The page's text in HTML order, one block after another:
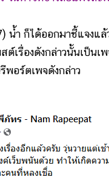
ออกมาชี้แจงแล้วว่า
เรื่องดังกล่าวนั้นเป็น
อร์ตเพจดังกล่าว